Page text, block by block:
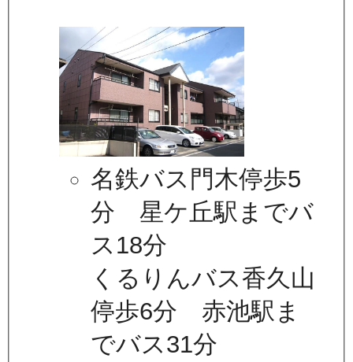
名鉄バス門木停歩5
分 星ケ丘駅までバ
ス18分
くるりんバス香久山
停歩6分 赤池駅ま
でバス31分